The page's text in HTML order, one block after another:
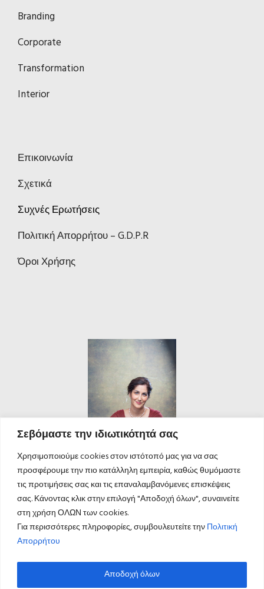
Σεβόμαστε την ιδιωτικότητά σας
Χρησιμοποιούμε cookies στον ιστότοπό μας για να σας
προσφέρουμε την πιο κατάλληλη εμπειρία, καθώς θυμόμαστε
τις προτιμήσεις σας και τις επαναλαμβανόμενες επισκέψεις
σας. Κάνοντας κλικ στην επιλογή "Αποδοχή όλων", συναινείτε
στη χρήση ΟΛΩΝ των cookies.
Για περισσότερες πληροφορίες, συμβουλευτείτε τηνΠολιτική
Απορρήτου
Αποδοχή όλων
Branding
Corporate
Transformation
Interior
Επικοινωνία
Σχετικά
Συχνές Ερωτήσεις
Πολιτική Απορρήτου – G.D.P.R
Όροι Χρήσης